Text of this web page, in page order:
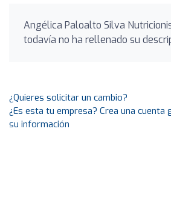
Angélica Paloalto Silva
todavía no ha rellenado su
¿Quieres solicitar un cambio?
¿Es esta tu empresa? Crea una
su información